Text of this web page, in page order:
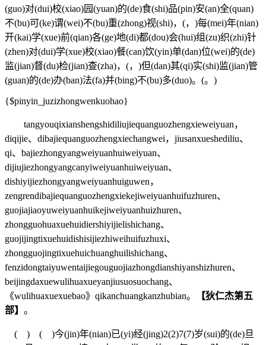
(guo)对(dui)校(xiao)园(yuan)的(de)食(shi)品(pin)安(an)全(quan)
不(bu)可(ke)谓(wei)不(bu)重(zhong)视(shi)，(，)每(mei)年(nian)
开(kai)学(xue)前(qian)各(ge)地(di)都(dou)会(hui)组(zu)织(zhi)针
(zhen)对(dui)学(xue)校(xiao)餐(can)饮(yin)单(dan)位(wei)的(de)
监(jian)督(du)检(jian)查(zha)，(，)但(dan)其(qi)实(shi)监(jian)管
(guan)的(de)办(ban)法(fa)并(bing)不(bu)多(duo)。(。)
{$pinyin_juzizhongwenkuohao}
tangyouqixianshengshidiliujiequanguozhengxieweiyuan，
diqijie、dibajiequanguozhengxiechangwei，jiusanxueshediliu、
qi、bajiezhongyangweiyuanhuiweiyuan、
dijiujiezhongyangcanyiweiyuanhuiweiyuan、
dishiyijiezhongyangweiyuanhuiguwen，
zengrendibajiequanguozhengxiekejiweiyuanhuifuzhuren、
guojiajiaoyuweiyuanhuikejiweiyuanhuizhuren、
zhongguohuaxuehuidiershiyijielishichang、
guojijingtixuehuidishisijiezhiweihuifuzhuxi、
zhongguojingtixuehuichuanghuilishichang、
fenzidongtaiyuwentaijiegouguojiazhongdianshiyanshizhuren、
beijingdaxuewulihuaxueyanjiusuosuochang、
《wulihuaxuexuebao》qikanchuangkanzhubian。
【狄仁杰第五
部】 。
( ) ( )今(jin)年(nian)已(yi)经(jing)2(2)7(7)岁(sui)的(de)旦